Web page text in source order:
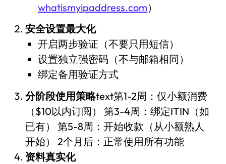
whatismyipaddress.com）
安全设置最大化
开启两步验证（不要只用短信）
设置独立强密码（不与邮箱相同）
绑定备用验证方式
分阶段使用策略text第1-2周：仅小额消费
（$10以内订阅） 第3-4周：绑定ITIN（如
已有） 第5-8周：开始收款（从小额熟人
开始） 2个月后：正常使用所有功能
资料真实化